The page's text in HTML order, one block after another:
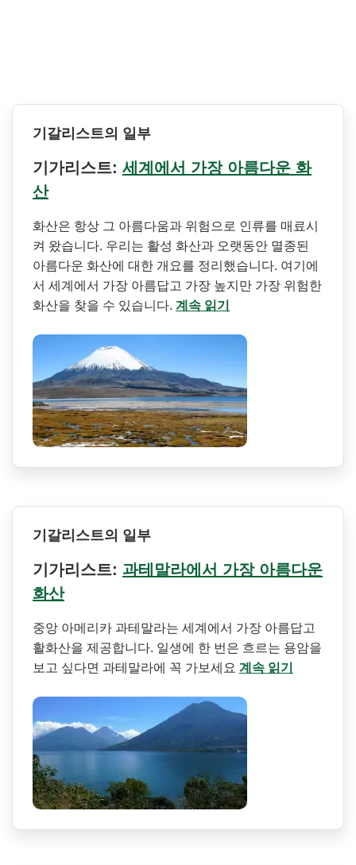
기갈리스트의 일부
기가리스트: 세계에서 가장 아름다운 화
산
화산은 항상 그 아름다움과 위험으로 인류를 매료시
켜 왔습니다. 우리는 활성 화산과 오랫동안 멸종된
아름다운 화산에 대한 개요를 정리했습니다. 여기에
서 세계에서 가장 아름답고 가장 높지만 가장 위험한
화산을 찾을 수 있습니다. 계속 읽기
기갈리스트의 일부
기가리스트: 과테말라에서 가장 아름다운
화산
중앙 아메리카 과테말라는 세계에서 가장 아름답고
활화산을 제공합니다. 일생에 한 번은 흐르는 용암을
보고 싶다면 과테말라에 꼭 가보세요 계속 읽기